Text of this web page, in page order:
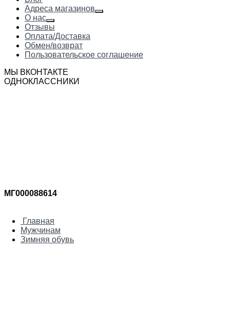
Адреса магазинов
О нас
Отзывы
Оплата/Доставка
Обмен/возврат
Пользовательское соглашение
МЫ ВКОНТАКТЕ
ОДНОКЛАССНИКИ
МГ000088614
Главная
Мужчинам
Зимняя обувь